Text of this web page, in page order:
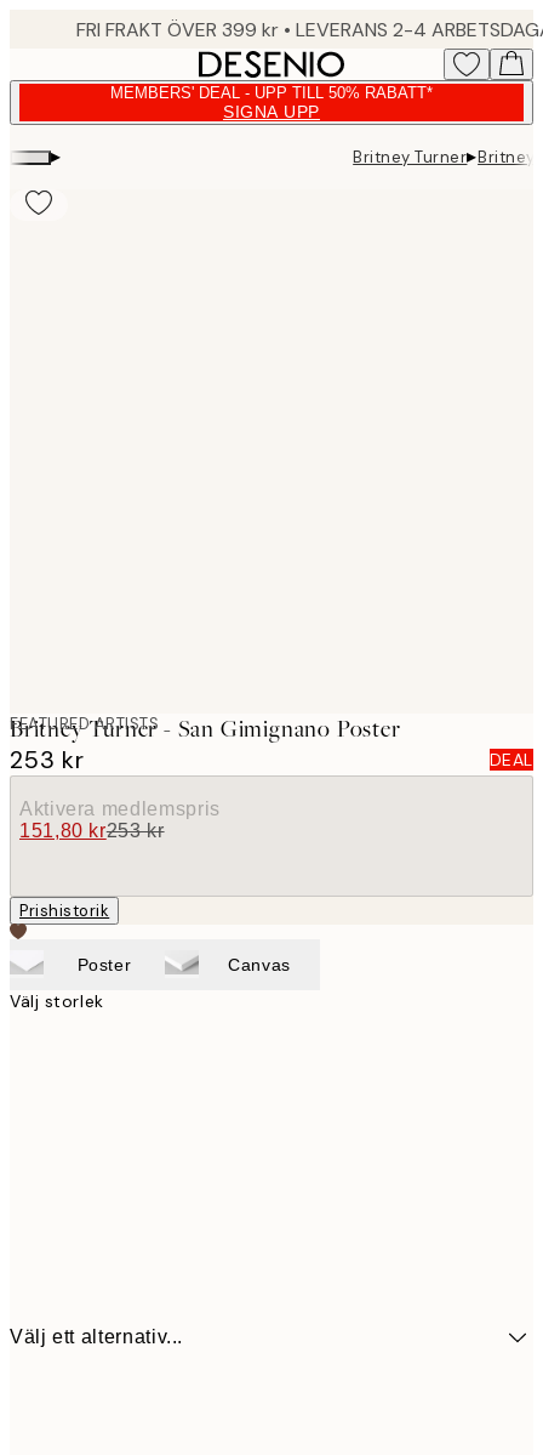
FRI FRAKT ÖVER 399 kr • LEVERANS 2-4
MEMBERS' DEAL - UPP TILL 50% RABATT*
SIGNA UPP
▸ Britney Turner▸Britney
FEATURED ARTISTS
Britney Turner - San Gimignano Poster
253 kr DEAL
Aktivera medlemspris
151,80 kr253 kr
Prishistorik
Poster Canvas
Välj storlek
Välj ett alternativ...